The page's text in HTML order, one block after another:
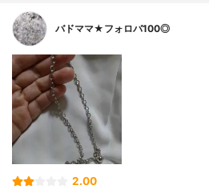
バドママ★フォロバ100◎
2.00